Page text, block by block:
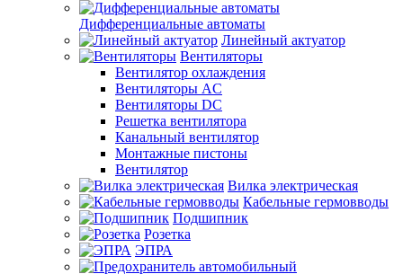
Дифференциальные автоматы
Линейный актуатор
Вентиляторы
Вентилятор охлаждения
Вентиляторы AC
Вентиляторы DC
Решетка вентилятора
Канальный вентилятор
Монтажные пистоны
Вентилятор
Вилка электрическая
Кабельные гермовводы
Подшипник
Розетка
ЭПРА